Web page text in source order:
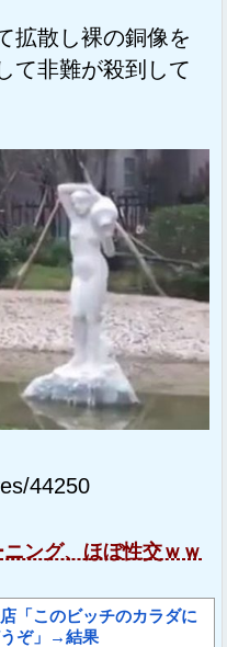
拡散し裸の銅像を
て非難が殺到して
44250
ング、ほぼ性交ｗｗ
「このビッチのカラダに
ぞ」→結果